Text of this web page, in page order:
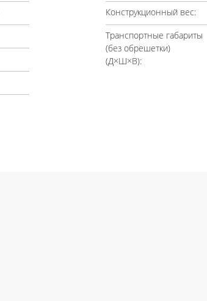
Конструкционный вес:
Транспортные габариты
(без обрешетки)
(Д×Ш×В):